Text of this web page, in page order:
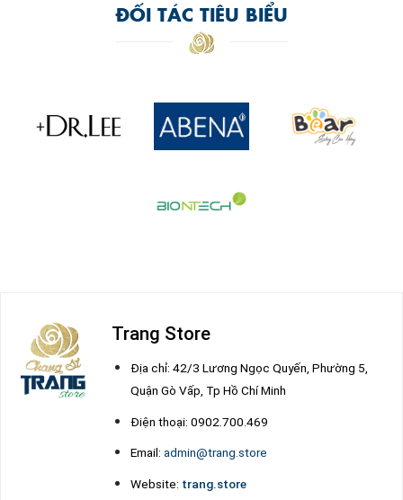
ĐỐI TÁC TIÊU BIỂU
Trang Store
Địa chỉ: 42/3 Lương Ngọc Quyến, Phường 5,
Quận Gò Vấp, Tp Hồ Chí Minh
Điện thoại: 0902.700.469
Email:admin@trang.store
Website: trang.store